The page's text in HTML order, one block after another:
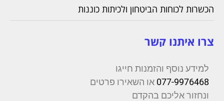
הכשרות לכוחות הביטחון ולכיתות כוננות
צרו איתנו קשר
למידע נוסף והזמנות חייגו
077-9976468 או השאירו פרטים
ונחזור אליכם בהקדם